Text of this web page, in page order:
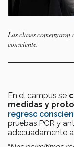
Las clases comenzaron
consciente.
En el campus se
medidas y
regreso
pruebas PCR y
adecuadamente